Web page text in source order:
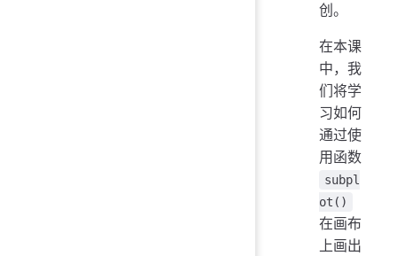
创。
在本课
中，我
们将学
习如何
通过使
用函数
subpl
ot()
在画布
上画出